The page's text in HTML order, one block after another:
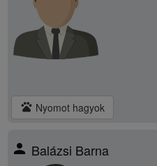
pets Nyomot hagyok
person Balázsi Barna